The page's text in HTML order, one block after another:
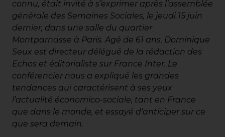
connu, était invité à s’exprimer après l’assemblée
générale des Semaines Sociales, le jeudi 15 juin
dernier, dans une salle du quartier
Montparnasse à Paris. Agé de 61 ans, Dominique
Seux est directeur délégué de la rédaction des
Echos et éditorialiste sur France Inter. Le
conférencier nous a expliqué les grandes
tendances qui caractérisent à ses yeux
l’actualité économico-sociale, tant en France
que dans le monde, et essayé d’anticiper sur ce
que sera demain.